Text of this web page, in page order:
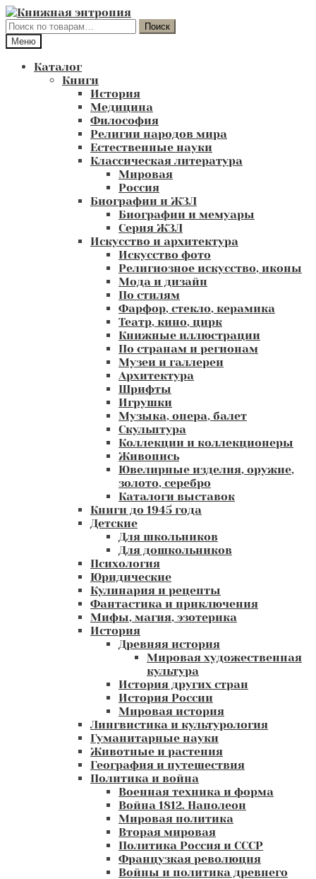
Перейти
к
навигации
Перейти
к
содержимому
Искать:
Поиск
Меню
Каталог
Книги
История
Медицина
Философия
Религии народов мира
Естественные науки
Классическая литература
Мировая
Россия
Биографии и ЖЗЛ
Биографии и мемуары
Серия ЖЗЛ
Искусство и архитектура
Искусство фото
Религиозное искусство, иконы
Мода и дизайн
По стилям
Фарфор, стекло, керамика
Театр, кино, цирк
Книжные иллюстрации
По странам и регионам
Музеи и галлереи
Архитектура
Шрифты
Игрушки
Музыка, опера, балет
Скульптура
Коллекции и коллекционеры
Живопись
Ювелирные изделия, оружие,
золото, серебро
Каталоги выставок
Книги до 1945 года
Детские
Для школьников
Для дошкольников
Психология
Юридические
Кулинария и рецепты
Фантастика и приключения
Мифы, магия, эзотерика
История
Древняя история
Мировая художественная
культура
История других стран
История России
Мировая история
Лингвистика и культурология
Гуманитарные науки
Животные и растения
География и путешествия
Политика и война
Военная техника и форма
Война 1812. Наполеон
Мировая политика
Вторая мировая
Политика Россия и СССР
Французкая революция
Войны и политика древнего